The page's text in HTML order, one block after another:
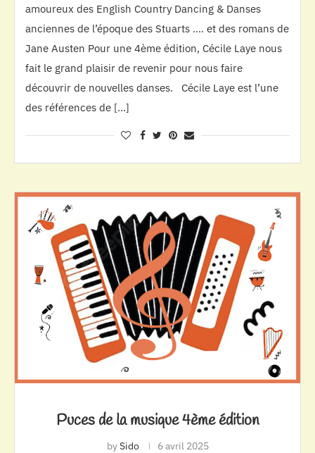
amoureux des English Country Dancing & Danses
anciennes de l’époque des Stuarts …. et des romans de
Jane Austen Pour une 4ème édition, Cécile Laye nous
fait le grand plaisir de revenir pour nous faire
découvrir de nouvelles danses. Cécile Laye est l’une
des références de […]
Puces de la musique 4ème édition
bySido 6 avril 2025